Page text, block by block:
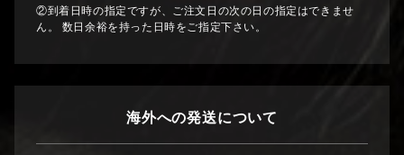
②到着日時の指定ですが、ご注文日の次の日の指定はできませ
ん。 数日余裕を持った日時をご指定下さい。
海外への発送について